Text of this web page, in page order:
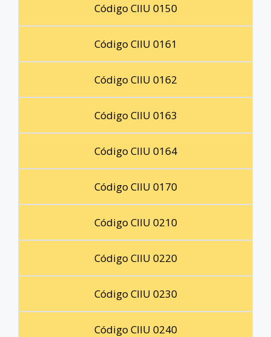
Código CIIU 0150
Código CIIU 0161
Código CIIU 0162
Código CIIU 0163
Código CIIU 0164
Código CIIU 0170
Código CIIU 0210
Código CIIU 0220
Código CIIU 0230
Código CIIU 0240